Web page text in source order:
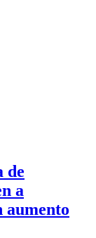
de
a